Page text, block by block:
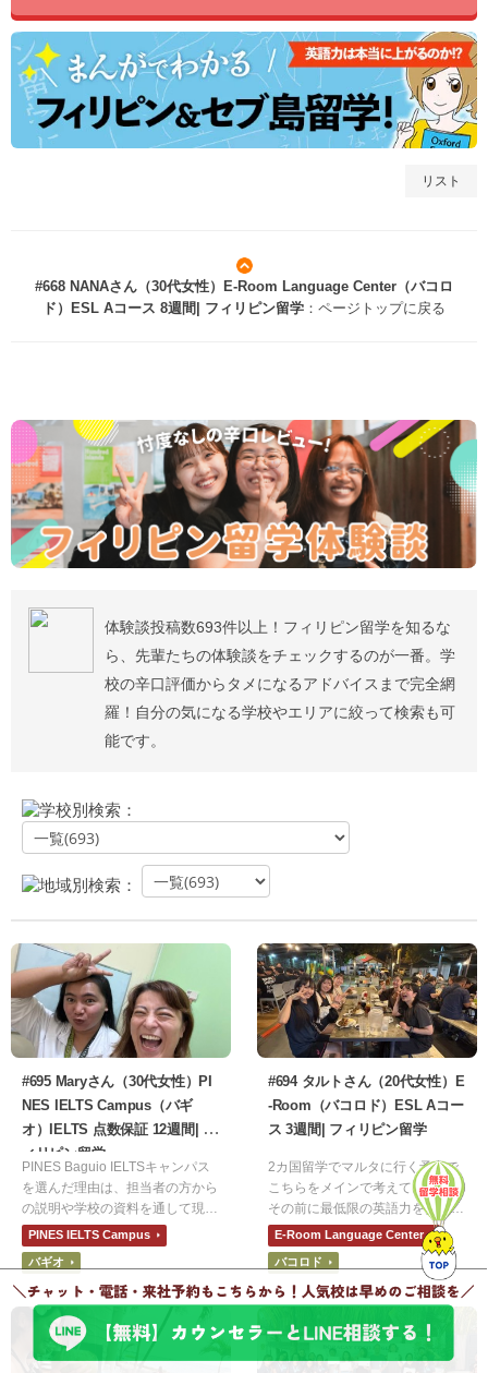
リスト
#668 NANAさん（30代女性）E-Room Language Center（バコロ
ド）ESL Aコース 8週間| フィリピン留学 ：ページトップに戻る
体験談投稿数693件以上！フィリピン留学を知るな
ら、先輩たちの体験談をチェックするのが一番。学
校の辛口評価からタメになるアドバイスまで完全網
羅！自分の気になる学校やエリアに絞って検索も可
能です。
学校別検索：
地域別検索：
#695 Maryさん（30代女性）PI
NES IELTS Campus（バギ
オ）IELTS 点数保証 12週間| フ
ィリピン留学
PINES Baguio IELTSキャンパス
を選んだ理由は、担当者の方から
の説明や学校の資料を通して現地
講師の方々のレベルや学校内の雰
囲気です。IELTSの目標スコアを
達成するために、先生方や生徒さ
ん方の意識が高く感じられたから
です。
PINES IELTS Campus
バギオ
#694 タルトさん（20代女性）E
-Room（バコロド）ESL Aコー
ス 3週間| フィリピン留学
2カ国留学でマルタに行く予定で
こちらをメインで考えています。
その前に最低限の英語力を安く身
につけたかったのでフィリピンに
しました。その中でもE-Roomに
決めた理由は、安さです。他の学
校よりも圧倒的に安かったので決
E-Room Language Center
バコロド